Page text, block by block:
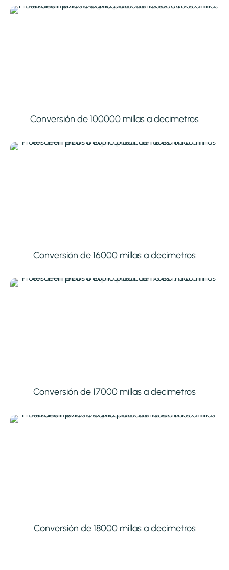
Conversión de 100000 millas a decimetros
Conversión de 16000 millas a decimetros
Conversión de 17000 millas a decimetros
Conversión de 18000 millas a decimetros